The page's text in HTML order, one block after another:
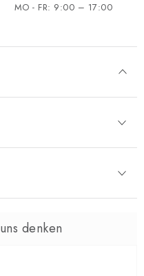
MO - FR: 9:00 – 17:00